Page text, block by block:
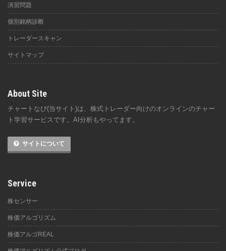
演習問題
個別銘柄診断
トレーダースキャン
サイトマップ
About Site
チャートなび(当サイト)は、株式トレーダー向けのオンラインのチャー
ト学習サービスです。AI分析もやってます。
サイトについて
Service
株センサー
株価アルゴリズム
株価アルゴREAL